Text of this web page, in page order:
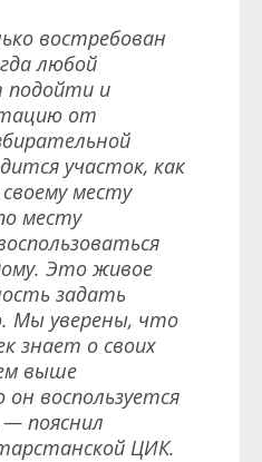
востребован
любой
и
от
участок, как
месту
месту
Это живое
задать
Мы уверены, что
знает о своих
выше
воспользуется
пояснил
ЦИК.